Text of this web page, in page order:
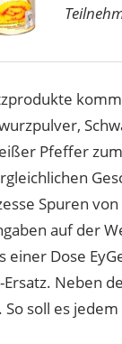
Pfeffer
Spuren
auf der
einer Dose
Ersatz. Neben
soll es